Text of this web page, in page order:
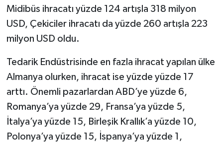
Midibüs ihracatı yüzde 124 artışla 318 milyon
USD, Çekiciler ihracatı da yüzde 260 artışla 223
milyon USD oldu.
Tedarik Endüstrisinde en fazla ihracat yapılan ülke
Almanya olurken, ihracat ise yüzde yüzde 17
arttı. Önemli pazarlardan ABD’ye yüzde 6,
Romanya’ya yüzde 29, Fransa’ya yüzde 5,
İtalya’ya yüzde 15, Birleşik Krallık’a yüzde 10,
Polonya’ya yüzde 15, İspanya’ya yüzde 1,